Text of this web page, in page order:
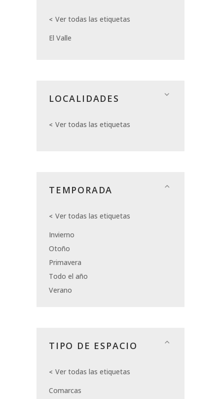
Ver todas las etiquetas
El Valle
LOCALIDADES
Ver todas las etiquetas
TEMPORADA
Ver todas las etiquetas
Invierno
Otoño
Primavera
Todo el año
Verano
TIPO DE ESPACIO
Ver todas las etiquetas
Comarcas